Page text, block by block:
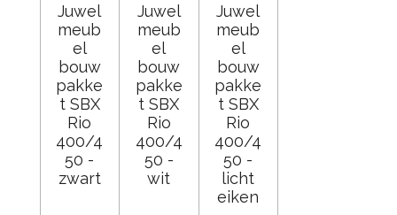
Juwel
meub
el
bouw
pakke
t SBX
Rio
400/4
50 -
zwart
Juwel
meub
el
bouw
pakke
t SBX
Rio
400/4
50 -
wit
Juwel
meub
el
bouw
pakke
t SBX
Rio
400/4
50 -
licht
eiken